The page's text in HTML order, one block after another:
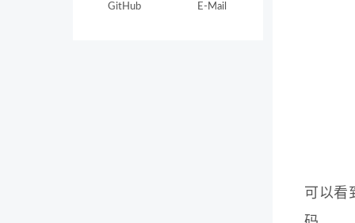
GitHub E-Mail
可以看